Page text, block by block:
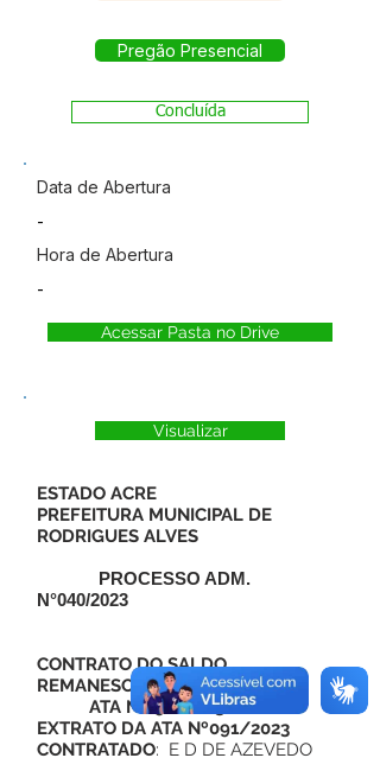
Pregão Presencial
Concluída
Data de Abertura
-
Hora de Abertura
-
Acessar Pasta no Drive
Visualizar
ESTADO ACRE
PREFEITURA MUNICIPAL DE
RODRIGUES ALVES
PROCESSO ADM.
N°040/2023
CONTRATO DO SALDO
REMANESCENTE 48-2024
ATA N°091/2023
EXTRATO DA ATA Nº091/2023
CONTRATADO: E D DE AZEVEDO